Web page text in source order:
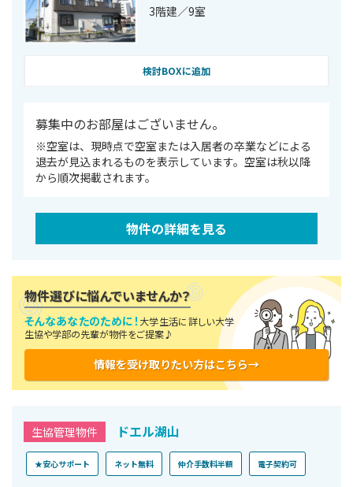
3階建／9室
検討BOXに追加
募集中のお部屋はございません。
※空室は、現時点で空室または⼊居者の卒業などによる
退去が⾒込まれるものを表⽰しています。空室は秋以降
から順次掲載されます。
物件の詳細を見る
物件選びに悩んでいませんか？
そんなあなたのために！大学生活に詳しい大学
生協や学部の先輩が物件をご提案♪
情報を受け取りたい方はこちら→
生協管理物件 ドエル湖山
★安心サポート ネット無料 仲介手数料半額 電子契約可